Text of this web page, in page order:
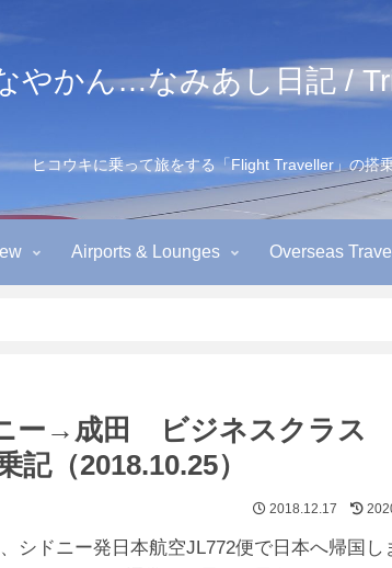
やかん…なみあし日記 /
ヒコウキに乗って旅をする「Flight Traveller」の搭
Airports & Lounges Overseas Travel
ー→成田 ビジネスクラス
記（2018.10.25）
2018.12.17
ドニー発日本航空JL772便で日本へ帰国し